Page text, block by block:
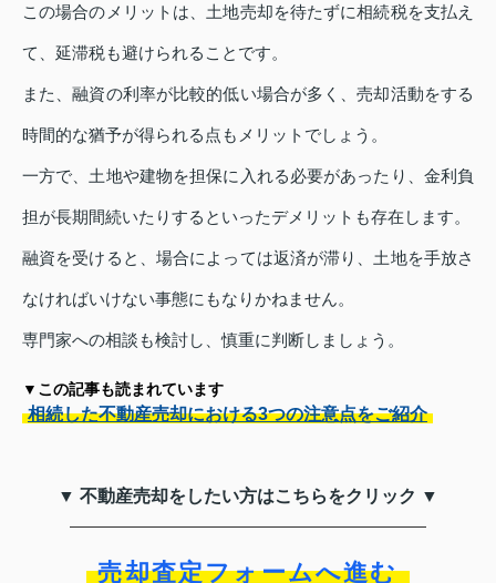
この場合のメリットは、土地売却を待たずに相続税を支払え
て、延滞税も避けられることです。
また、融資の利率が比較的低い場合が多く、売却活動をする
時間的な猶予が得られる点もメリットでしょう。
一方で、土地や建物を担保に入れる必要があったり、金利負
担が長期間続いたりするといったデメリットも存在します。
融資を受けると、場合によっては返済が滞り、土地を手放さ
なければいけない事態にもなりかねません。
専門家への相談も検討し、慎重に判断しましょう。
▼この記事も読まれています
相続した不動産売却における3つの注意点をご紹介
▼ 不動産売却をしたい方はこちらをクリック ▼
売却査定フォームへ進む